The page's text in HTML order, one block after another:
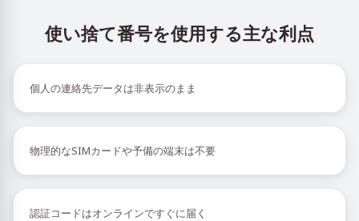
使い捨て番号を使用する主な利点
個人の連絡先データは非表示のまま
物理的なSIMカードや予備の端末は不要
認証コードはオンラインですぐに届く